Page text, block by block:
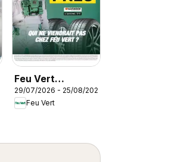
Feu Vert
catalogue
29/07/2026 - 25/08/2026
Feu Vert